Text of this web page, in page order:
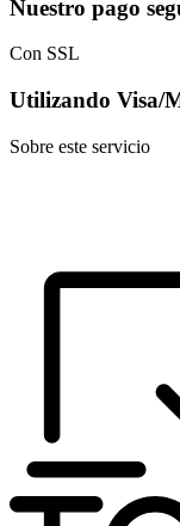
Nuestro pago
Con SSL
Utilizando Visa/
Sobre este servicio